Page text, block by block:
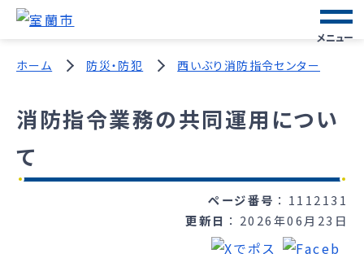
メニュー
ホーム 防災・防犯 西いぶり消防指令センター
消防指令業務の共同運用につい
て
ページ番号
1112131
更新日
2026年06月23日